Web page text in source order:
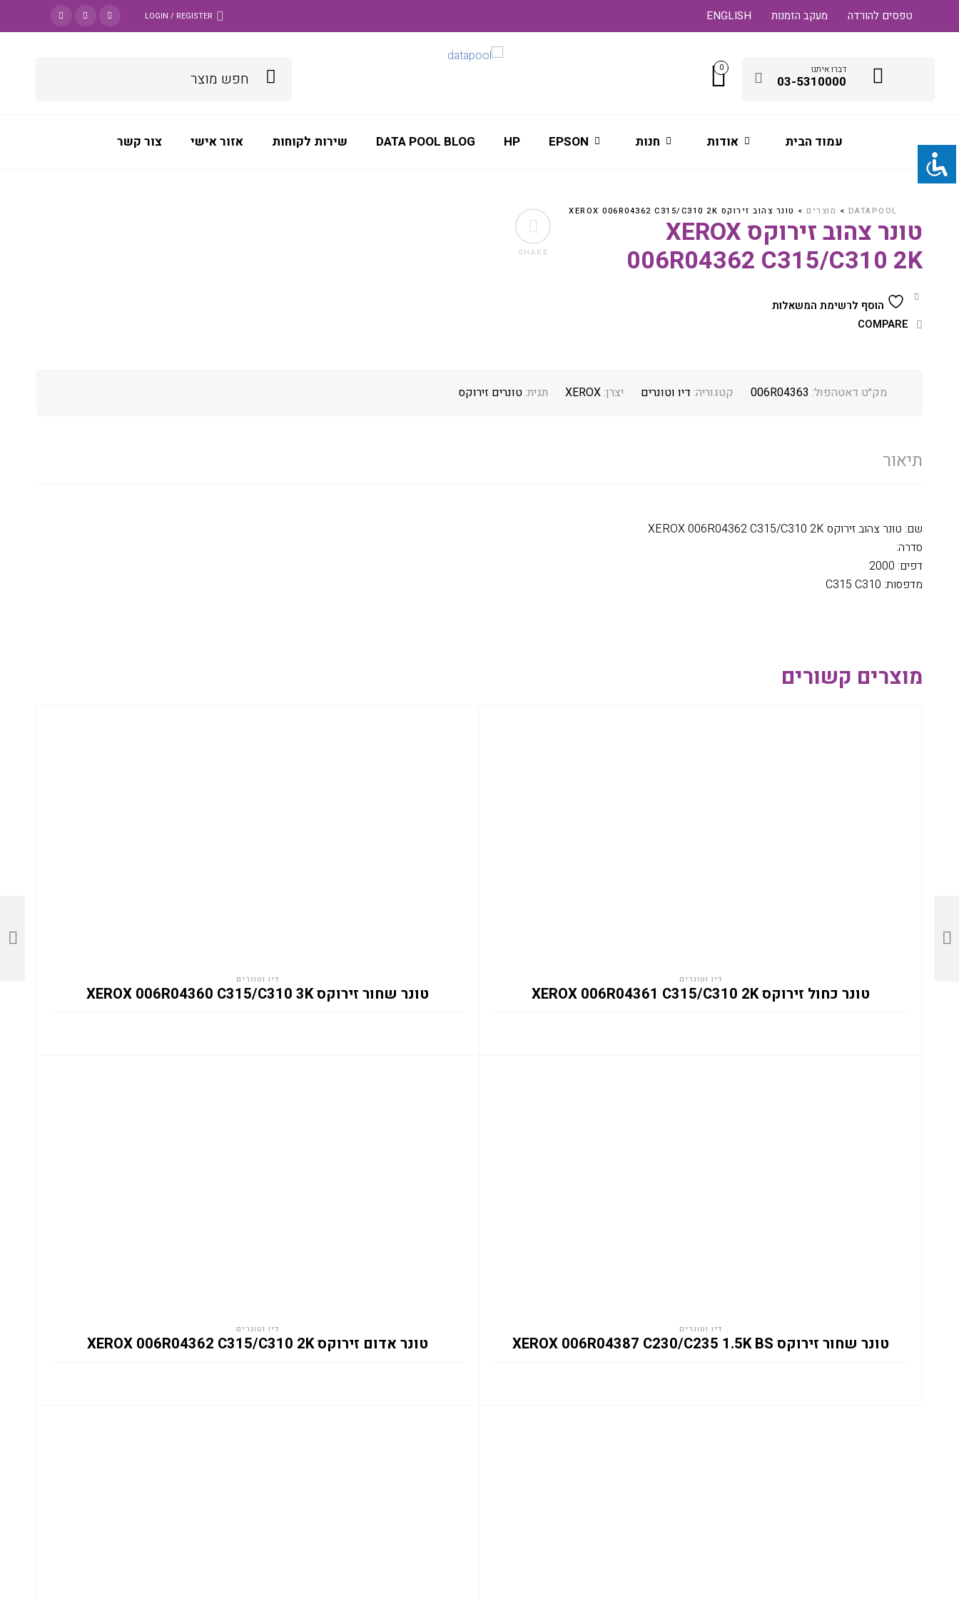
ENGLISH מעקב הזמנות טפסים להורדה LOGIN / REGISTER
דברו איתנו
03-5310000
0
עמוד הבית אודות חנות EPSON
HP
DATA POOL BLOG שירות לקוחות אזור אישי צור קשר
SHARE
DATAPOOL
> מוצרים > טונר צהוב זירוקס XEROX 006R04362 C315/C310 2K
טונר צהוב זירוקס XEROX
006R04362 C315/C310 2K
הוסף לרשימת המשאלות
COMPARE
מק״ט דאטהפול: 006R04363 קטגוריה: דיו וטונרים יצרן: XEROX תגית: טונרים זירוקס
תיאור
שם: טונר צהוב זירוקס XEROX 006R04362 C315/C310 2K
סדרה:
דפים: 2000
מדפסות: C315 C310
מוצרים קשורים
דיו וטונרים
טונר שחור זירוקס XEROX 006R04360 C315/C310 3K
דיו וטונרים
טונר כחול זירוקס XEROX 006R04361 C315/C310 2K
דיו וטונרים
טונר אדום זירוקס XEROX 006R04362 C315/C310 2K
דיו וטונרים
טונר שחור זירוקס XEROX 006R04387 C230/C235 1.5K BS